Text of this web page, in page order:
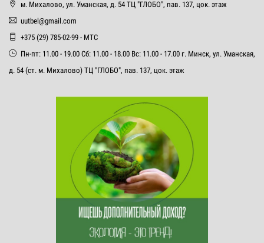
м. Михалово, ул. Уманская, д. 54 ТЦ "ГЛОБО", пав. 137, цок. этаж
uutbel@gmail.com
+375 (29) 785-02-99 - МТС
Пн-пт: 11.00 - 19.00 Сб: 11.00 - 18.00 Вс: 11.00 - 17.00 г. Минск, ул. Уманская,
д. 54 (ст. м. Михалово) ТЦ "ГЛОБО", пав. 137, цок. этаж